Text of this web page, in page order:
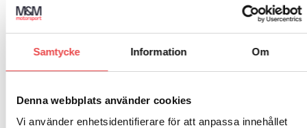
Samtycke Information Om
Denna webbplats använder cookies
Vi använder enhetsidentifierare för att anpassa innehållet
Porsche 911 Classic (1965-1967)
Porsche 911 Classic (1967-1969)
Porsche 911 Classic (1974-1977) turbo